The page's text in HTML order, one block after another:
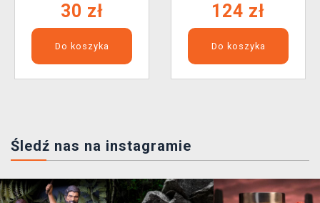
30 zł
Do koszyka
124 zł
Do koszyka
Śledź nas na instagramie